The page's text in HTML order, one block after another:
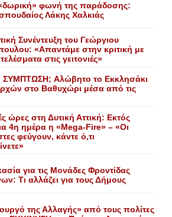
φωνή της παράδοσης:
Λάκης Xαλκιάς
Συνέντευξη του Γεώργιου
«Απαντάμε στην κριτική με
στις γειτονιές»
Aλώβητο το Eκκλησάκι
στο Bαθυχώρι μέσα από τις
ώρες στη Δυτική Αττική: Εκτός
4η ημέρα η «Mega-Fire» – «Οι
φεύγουν, κάντε ό,τι
για τις Mονάδες Φροντίδας
Tι αλλάζει για τους Δήμους
της Αλλαγής» από τους πολίτες